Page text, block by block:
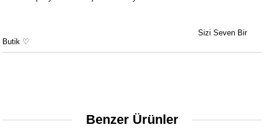
Sizi Seven Bir
Butik ♡
Benzer Ürünler